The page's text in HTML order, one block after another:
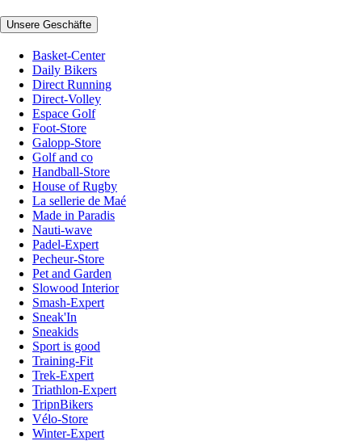
Unsere Geschäfte
Basket-Center
Daily Bikers
Direct Running
Direct-Volley
Espace Golf
Foot-Store
Galopp-Store
Golf and co
Handball-Store
House of Rugby
La sellerie de Maé
Made in Paradis
Nauti-wave
Padel-Expert
Pecheur-Store
Pet and Garden
Slowood Interior
Smash-Expert
Sneak'In
Sneakids
Sport is good
Training-Fit
Trek-Expert
Triathlon-Expert
TripnBikers
Vélo-Store
Winter-Expert